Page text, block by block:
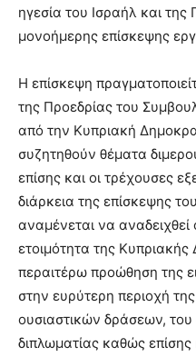
ηγεσία του Ισραήλ και της
μονοήμερης επίσκεψης
Η επίσκεψη
της Προεδρίας του
από την Κυπριακή
συζητηθούν θέματα
επίσης και οι τρέχουσες
διάρκεια της επίσκεψης
αναμένεται να
ετοιμότητα της
περαιτέρω προώθηση της
στην ευρύτερη περιοχή
ουσιαστικών δράσεων, του
διπλωματίας καθώς επίσης